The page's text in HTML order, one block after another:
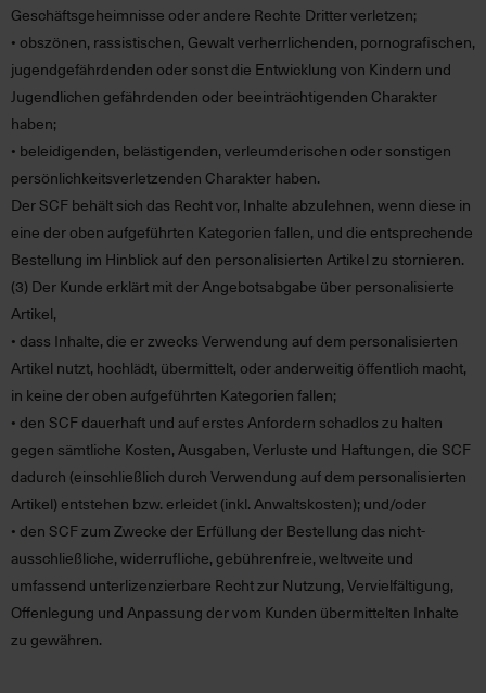
Geschäftsgeheimnisse oder andere Rechte Dritter verletzen;
• obszönen, rassistischen, Gewalt verherrlichenden, pornografischen,
jugendgefährdenden oder sonst die Entwicklung von Kindern und
Jugendlichen gefährdenden oder beeinträchtigenden Charakter
haben;
• beleidigenden, belästigenden, verleumderischen oder sonstigen
persönlichkeitsverletzenden Charakter haben.
Der SCF behält sich das Recht vor, Inhalte abzulehnen, wenn diese in
eine der oben aufgeführten Kategorien fallen, und die entsprechende
Bestellung im Hinblick auf den personalisierten Artikel zu stornieren.
(3) Der Kunde erklärt mit der Angebotsabgabe über personalisierte
Artikel,
• dass Inhalte, die er zwecks Verwendung auf dem personalisierten
Artikel nutzt, hochlädt, übermittelt, oder anderweitig öffentlich macht,
in keine der oben aufgeführten Kategorien fallen;
• den SCF dauerhaft und auf erstes Anfordern schadlos zu halten
gegen sämtliche Kosten, Ausgaben, Verluste und Haftungen, die SCF
dadurch (einschließlich durch Verwendung auf dem personalisierten
Artikel) entstehen bzw. erleidet (inkl. Anwaltskosten); und/oder
• den SCF zum Zwecke der Erfüllung der Bestellung das nicht-
ausschließliche, widerrufliche, gebührenfreie, weltweite und
umfassend unterlizenzierbare Recht zur Nutzung, Vervielfältigung,
Offenlegung und Anpassung der vom Kunden übermittelten Inhalte
zu gewähren.